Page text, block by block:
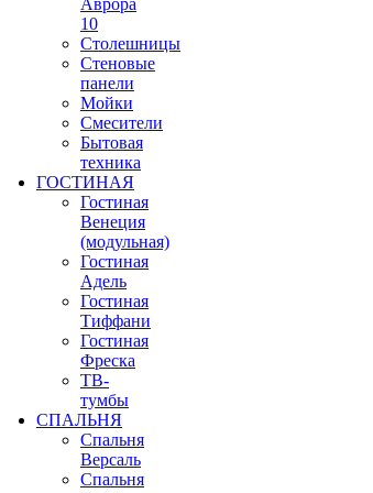
Аврора
10
Столешницы
Стеновые
панели
Мойки
Смесители
Бытовая
техника
ГОСТИНАЯ
Гостиная
Венеция
(модульная)
Гостиная
Адель
Гостиная
Тиффани
Гостиная
Фреска
ТВ-
тумбы
СПАЛЬНЯ
Спальня
Версаль
Спальня